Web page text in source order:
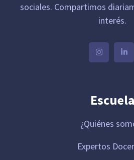
sociales. Compartimos
interés.
Escuela
¿Quiénes
Expertos